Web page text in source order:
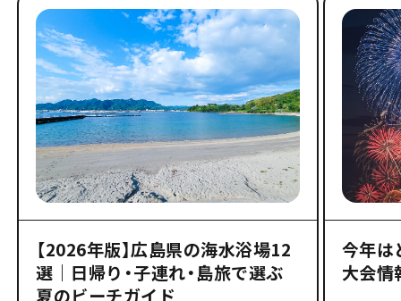
【2026年版】広島県の海水浴場12
選｜日帰り・子連れ・島旅で選ぶ
夏のビーチガイド
今年は
大会情